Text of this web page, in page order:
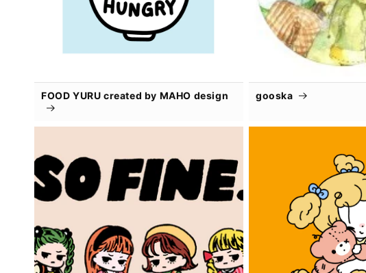
FOOD YURU created by MAHO design gooska